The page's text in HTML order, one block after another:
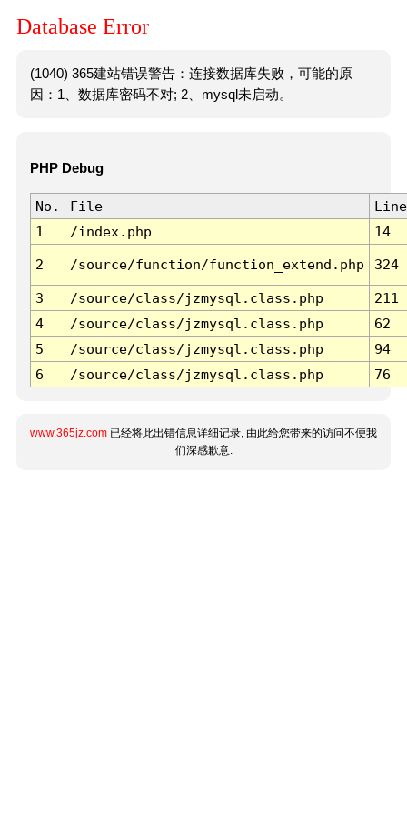
Database Error
(1040) 365建站错误警告：连接数据库失败，可能的原
因：1、数据库密码不对; 2、mysql未启动。
PHP Debug
No. File
Line
1
/index.php 14
2 /source/function/function_extend.php 324
3 /source/class/jzmysql.class.php
211
4
/source/class/jzmysql.class.php
62
5
/source/class/jzmysql.class.php
94
6
/source/class/jzmysql.class.php 76
www.365jz.com 已经将此出错信息详细记录, 由此给您带来的访问不便我
们深感歉意.